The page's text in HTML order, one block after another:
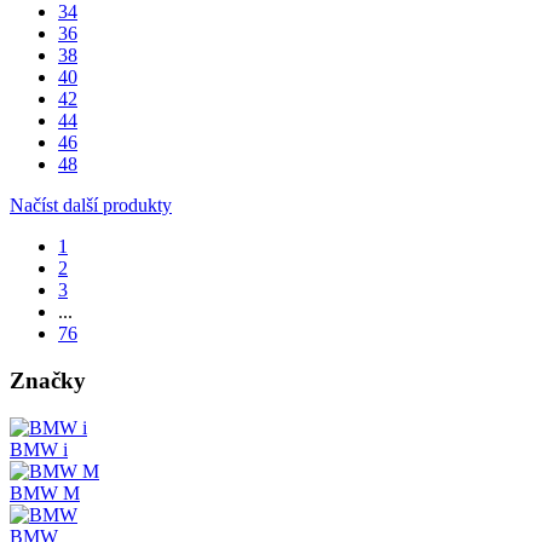
34
36
38
40
42
44
46
48
Načíst další produkty
1
2
3
...
76
Značky
BMW i
BMW M
BMW